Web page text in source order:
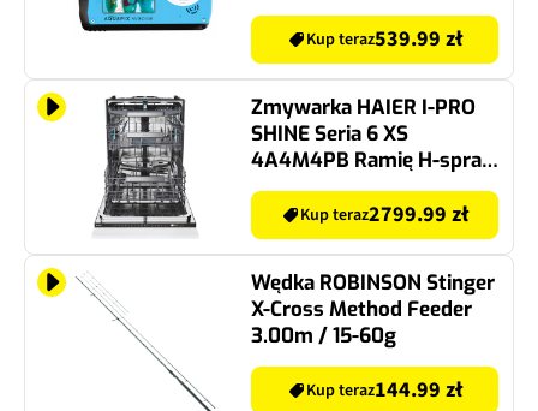
Kup teraz539.99 zł
Zmywarka HAIER I-PRO
SHINE Seria 6 XS
4A4M4PB Ramię H-spray
Szuflada Cutlery Shine
PowerWash
Kup teraz2799.99 zł
Wędka ROBINSON Stinger
X-Cross Method Feeder
3.00m / 15-60g
Kup teraz144.99 zł